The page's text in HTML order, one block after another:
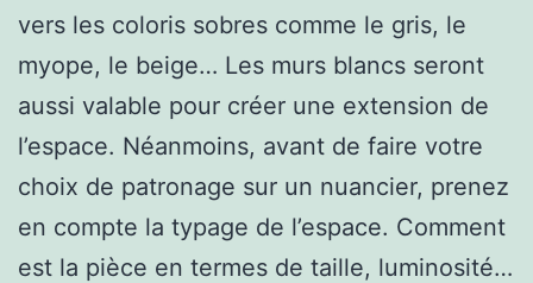
vers les coloris sobres comme le gris, le
myope, le beige… Les murs blancs seront
aussi valable pour créer une extension de
l’espace. Néanmoins, avant de faire votre
choix de patronage sur un nuancier, prenez
en compte la typage de l’espace. Comment
est la pièce en termes de taille, luminosité…